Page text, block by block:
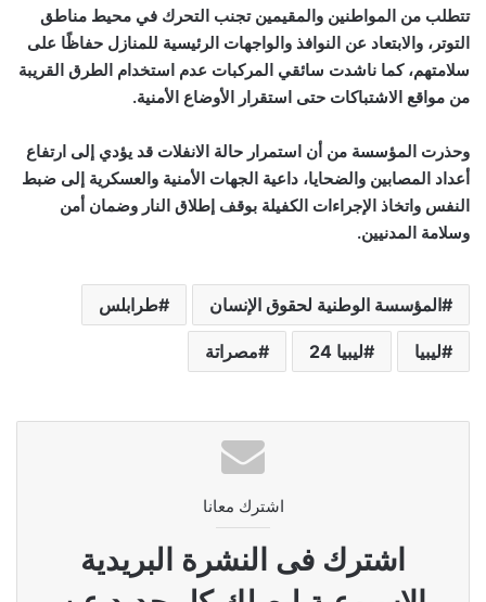
تتطلب من المواطنين والمقيمين تجنب التحرك في محيط مناطق
التوتر، والابتعاد عن النوافذ والواجهات الرئيسية للمنازل حفاظًا على
سلامتهم، كما ناشدت سائقي المركبات عدم استخدام الطرق القريبة
من مواقع الاشتباكات حتى استقرار الأوضاع الأمنية.
وحذرت المؤسسة من أن استمرار حالة الانفلات قد يؤدي إلى ارتفاع
أعداد المصابين والضحايا، داعية الجهات الأمنية والعسكرية إلى ضبط
النفس واتخاذ الإجراءات الكفيلة بوقف إطلاق النار وضمان أمن
وسلامة المدنيين.
المؤسسة الوطنية لحقوق الإنسان طرابلس
ليبيا ليبيا 24 مصراتة
اشترك معانا
اشترك فى النشرة البريدية